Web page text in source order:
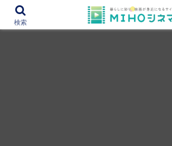
12000作品を紹介！あなたの映画図書館
検索